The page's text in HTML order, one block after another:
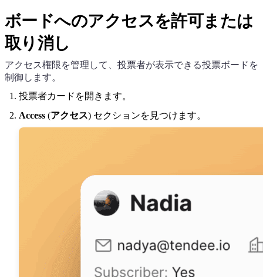
ボードへのアクセスを許可または
取り消し
アクセス権限を管理して、投票者が表示できる投票ボードを
制御します。
投票者カードを開きます。
Access (アクセス) セクションを見つけます。